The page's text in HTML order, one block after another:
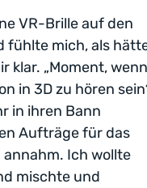
VR-Brille auf den
fühlte mich, als
klar. „Moment, wenn
in 3D zu hören
in ihren Bann
Aufträge für das
Ich wollte
mischte und